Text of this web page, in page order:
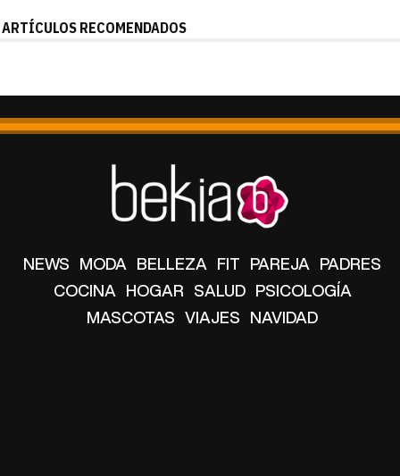
ARTÍCULOS RECOMENDADOS
NEWS MODA BELLEZA FIT PAREJA PADRES
COCINA HOGAR SALUD PSICOLOGÍA
MASCOTAS VIAJES NAVIDAD